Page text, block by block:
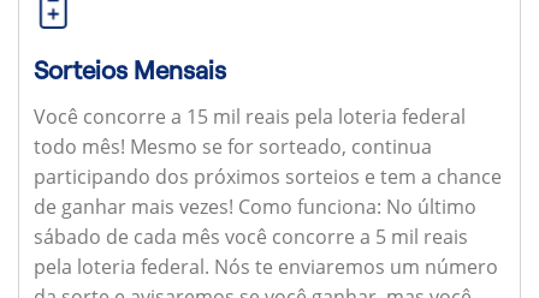
Sorteios Mensais
Você concorre a 15 mil reais pela loteria federal
todo mês! Mesmo se for sorteado, continua
participando dos próximos sorteios e tem a chance
de ganhar mais vezes! Como funciona: No último
sábado de cada mês você concorre a 5 mil reais
pela loteria federal. Nós te enviaremos um número